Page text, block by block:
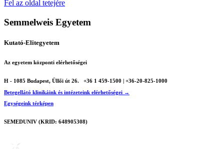
Fel az oldal tetejére
Semmelweis Egyetem
Kutató-Elitegyetem
Az egyetem központi elérhetőségei
H - 1085 Budapest, Üllői út 26.
+36 1 459-1500 | +36-20-825-1000
Betegellátó klinikáink és intézeteink elérhetőségei →
Egységeink térképen
SEMEDUNIV (KRID: 648905308)